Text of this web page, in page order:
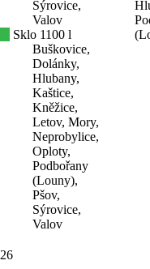
Sýrovice,
Valov
Sklo 1100 l
Buškovice,
Dolánky,
Hlubany,
Kaštice,
Kněžice,
Letov, Mory,
Neprobylice,
Oploty,
Podbořany
(Louny),
Pšov,
Sýrovice,
Valov
26